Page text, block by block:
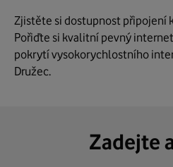
Zjistěte si dostupnost připojení
Pořiďte si kvalitní pevný
pokrytí vysokorychlostního
Družec.
Zadejte